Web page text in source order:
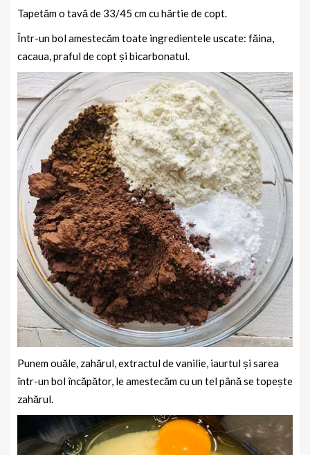
Tapetăm o tavă de 33/45 cm cu hârtie de copt.
Într-un bol amestecăm toate ingredientele uscate: făina,
cacaua, praful de copt și bicarbonatul.
Punem ouăle, zahărul, extractul de vanilie, iaurtul și sarea
într-un bol încăpător, le amestecăm cu un tel până se topește
zahărul.